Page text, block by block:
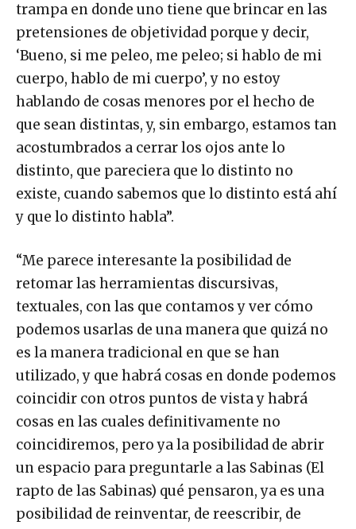
trampa en donde uno tiene que brincar en las
pretensiones de objetividad porque y decir,
‘Bueno, si me peleo, me peleo; si hablo de mi
cuerpo, hablo de mi cuerpo’, y no estoy
hablando de cosas menores por el hecho de
que sean distintas, y, sin embargo, estamos tan
acostumbrados a cerrar los ojos ante lo
distinto, que pareciera que lo distinto no
existe, cuando sabemos que lo distinto está ahí
y que lo distinto habla”.
“Me parece interesante la posibilidad de
retomar las herramientas discursivas,
textuales, con las que contamos y ver cómo
podemos usarlas de una manera que quizá no
es la manera tradicional en que se han
utilizado, y que habrá cosas en donde podemos
coincidir con otros puntos de vista y habrá
cosas en las cuales definitivamente no
coincidiremos, pero ya la posibilidad de abrir
un espacio para preguntarle a las Sabinas (El
rapto de las Sabinas) qué pensaron, ya es una
posibilidad de reinventar, de reescribir, de